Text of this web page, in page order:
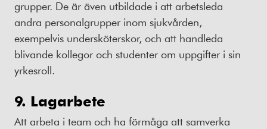
grupper. De är även utbildade i att arbetsleda
andra personalgrupper inom sjukvården,
exempelvis undersköterskor, och att handleda
blivande kollegor och studenter om uppgifter i sin
yrkesroll.
9. Lagarbete
Att arbeta i team och ha förmåga att samverka